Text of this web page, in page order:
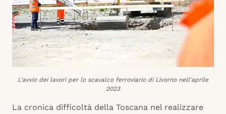
L'avvio dei lavori per lo scavalco ferroviario di Livorno nell'aprile
2023
La cronica difficoltà della Toscana nel realizzare